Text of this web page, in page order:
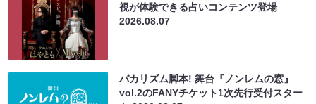
視が体験できる占いコンテンツ登場
2026.08.07
バカリズム脚本! 舞台『ノンレムの窓』
vol.2のFANYチケット1次先行受付スター